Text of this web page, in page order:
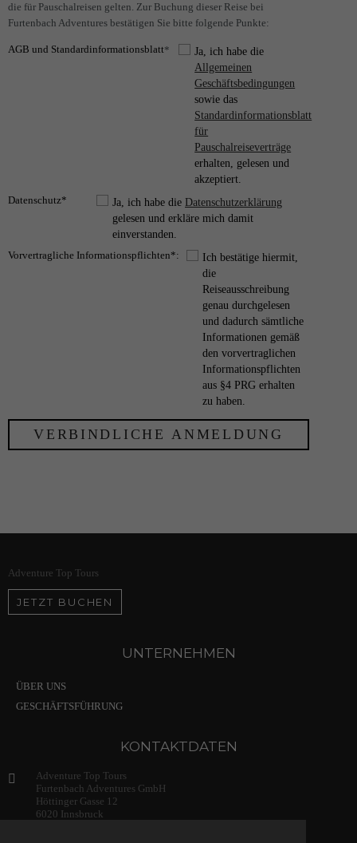
die für Pauschalreisen gelten. Zur Buchung dieser Reise bei
Furtenbach Adventures bestätigen Sie bitte folgende Punkte:
AGB und Standardinformationsblatt*
Ja, ich habe die
Allgemeinen
Geschäftsbedingungen
sowie das
Standardinformationsblatt
für
Pauschalreiseverträge
erhalten, gelesen und
akzeptiert.
Datenschutz*
Ja, ich habe die Datenschutzerklärung
gelesen und erkläre mich damit
einverstanden.
Vorvertragliche Informationspflichten*:
Ich bestätige hiermit,
die
Reiseausschreibung
genau durchgelesen
und dadurch sämtliche
Informationen gemäß
den vorvertraglichen
Informationspflichten
aus §4 PRG erhalten
zu haben.
Adventure Top Tours
JETZT BUCHEN
UNTERNEHMEN
ÜBER UNS
GESCHÄFTSFÜHRUNG
KONTAKTDATEN
Adventure Top Tours
Furtenbach Adventures GmbH
Höttinger Gasse 12
6020 Innsbruck